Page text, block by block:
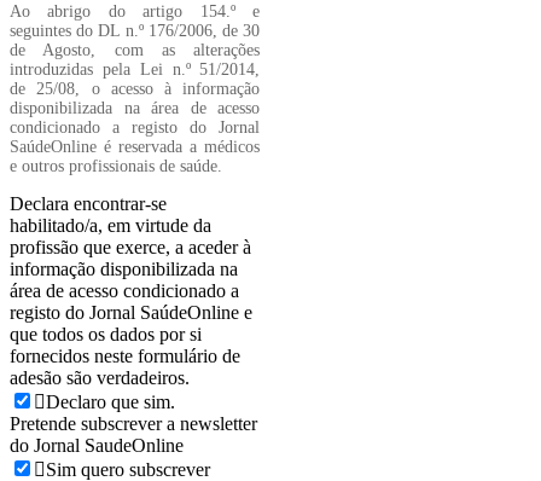
Ao abrigo do artigo 154.º e
seguintes do DL n.º 176/2006, de 30
de Agosto, com as alterações
introduzidas pela Lei n.º 51/2014,
de 25/08, o acesso à informação
disponibilizada na área de acesso
condicionado a registo do Jornal
SaúdeOnline é reservada a médicos
e outros profissionais de saúde.
Declara encontrar-se
habilitado/a, em virtude da
profissão que exerce, a aceder à
informação disponibilizada na
área de acesso condicionado a
registo do Jornal SaúdeOnline e
que todos os dados por si
fornecidos neste formulário de
adesão são verdadeiros.
Declaro que sim.
Pretende subscrever a newsletter
do Jornal SaudeOnline
Sim quero subscrever